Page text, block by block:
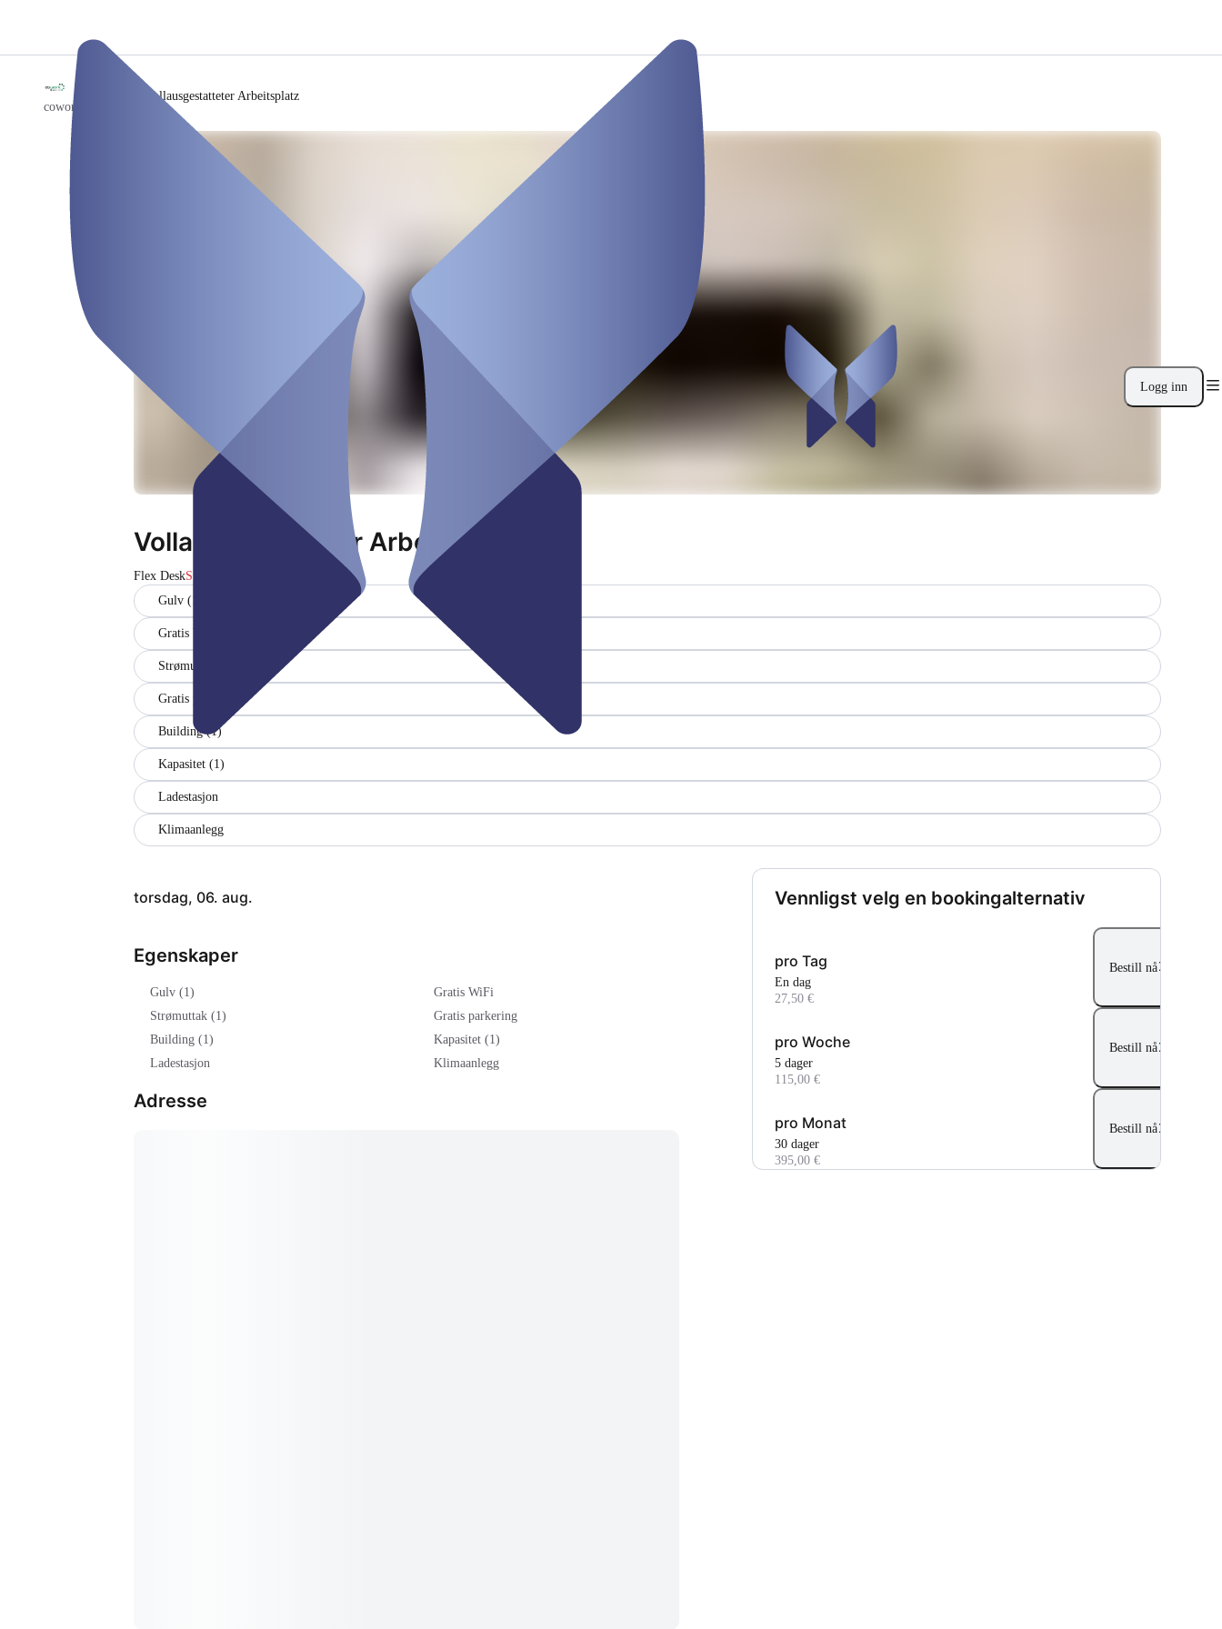
Logg inn
coworkspace-B49
Vollausgestatteter Arbeitsplatz
Vollausgestatteter Arbeitsplatz
Flex DeskStengt
Gulv (1)
Gratis WiFi
Strømuttak (1)
Gratis parkering
Building (1)
Kapasitet (1)
Ladestasjon
Klimaanlegg
torsdag, 06. aug.
Egenskaper
Gulv (1)
Gratis WiFi
Strømuttak (1)
Gratis parkering
Building (1)
Kapasitet (1)
Ladestasjon
Klimaanlegg
Adresse
Vennligst velg en bookingalternativ
pro Tag
En dag
27,50 €
Bestill nå
pro Woche
5 dager
115,00 €
Bestill nå
pro Monat
30 dager
395,00 €
Bestill nå